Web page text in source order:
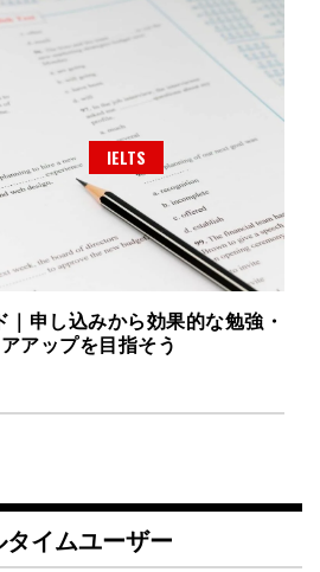
IELTS
｜申し込みから効果的な勉強・
アップを目指そう
タイムユーザー